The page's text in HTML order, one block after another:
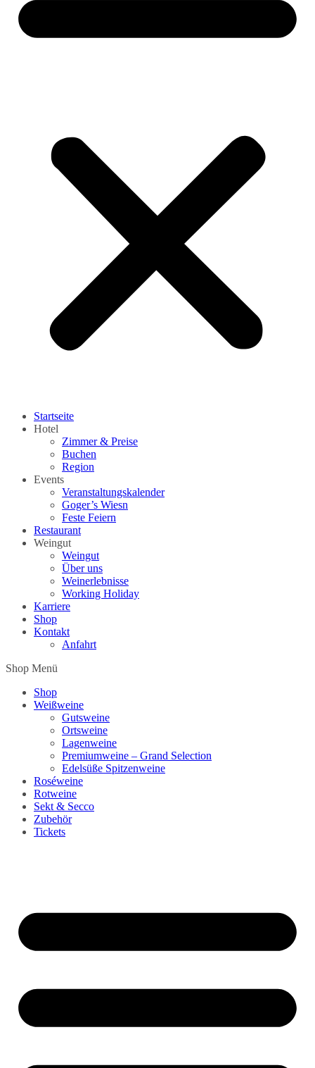
Startseite
Hotel
Zimmer & Preise
Buchen
Region
Events
Veranstaltungskalender
Goger’s Wiesn
Feste Feiern
Restaurant
Weingut
Weingut
Über uns
Weinerlebnisse
Working Holiday
Karriere
Shop
Kontakt
Anfahrt
Shop Menü
Shop
Weißweine
Gutsweine
Ortsweine
Lagenweine
Premiumweine – Grand Selection
Edelsüße Spitzenweine
Roséweine
Rotweine
Sekt & Secco
Zubehör
Tickets